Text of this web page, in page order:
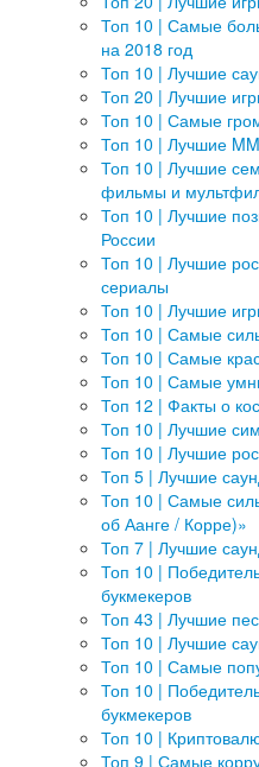
Топ 10 | Самые
на 2018 год
Топ 10 | Лучшие
Топ 20 | Лучшие
Топ 10 | Самые
Топ 10 | Лучшие
Топ 10 | Лучшие
фильмы и
Топ 10 | Лучшие
России
Топ 10 | Лучшие
сериалы
Топ 10 | Лучшие
Топ 10 | Самые
Топ 10 | Самые
Топ 10 | Самые
Топ 12 | Факты о
Топ 10 | Лучшие
Топ 10 | Лучшие
Топ 5 | Лучшие
Топ 10 | Самые
об Аанге / Корре)»
Топ 7 | Лучшие
Топ 10 |
букмекеров
Топ 43 | Лучшие
Топ 10 | Лучшие
Топ 10 | Самые
Топ 10 |
букмекеров
Топ 10 |
Топ 9 | Самые